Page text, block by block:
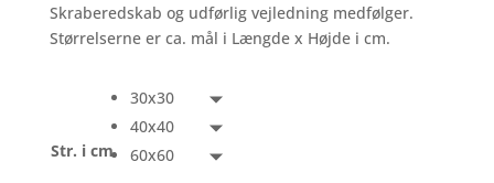
Skraberedskab og udførlig vejledning medfølger.
Størrelserne er ca. mål i Længde x Højde i cm.
Str. i cm
30x30
40x40
60x60